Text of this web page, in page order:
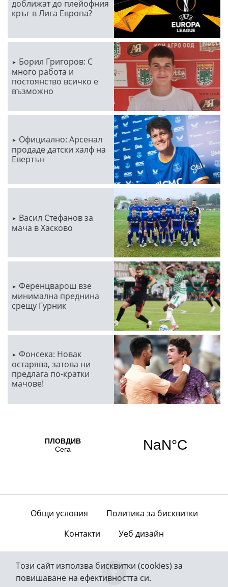
доближат до плейофния
кръг в Лига Европа?
Борил Григоров: С
много работа и
постоянство всичко е
възможно
Официално: Арсенал
продаде датски халф на
Евертън
Васил Стефанов за
мача в Хасково
Ференцварош взе
минимална преднина
срещу Гурник
Фонсека: Новак
остарява, затова ни
предлага по-кратки
мачове!
Общи условия
Политика за бисквитки
Контакти
Уеб дизайн
Този сайт използва бисквитки (cookies) за
повишаване на ефективността си.